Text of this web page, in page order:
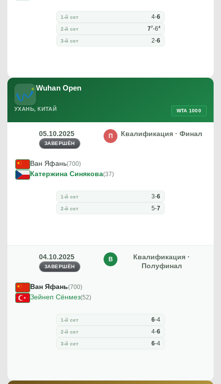
1-й сет 4-6
2-й сет 77-64
3-й сет 2-6
Wuhan Open
УХАНЬ, КИТАЙ WTA 1000
05.10.2025
ЗАВЕРШЁН
Квалификация · Финал
П
Ван Яфань(700)
Катержина Синякова(37)
1-й сет 3-6
2-й сет 5-7
04.10.2025
ЗАВЕРШЁН
Квалификация ·
Полуфинал
В
Ван Яфань(700)
Зейнеп Сёнмез(52)
1-й сет 6-4
2-й сет 4-6
3-й сет 6-4